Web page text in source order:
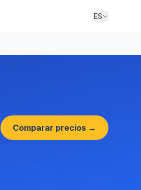
ES
Comparar precios →